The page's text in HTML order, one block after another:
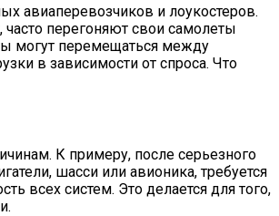
авиаперевозчиков и лоукостеров.
часто перегоняют свои самолеты
могут перемещаться между
в зависимости от спроса. Что
К примеру, после серьезного
шасси или авионика,требуется
всех систем. Это делается для того,